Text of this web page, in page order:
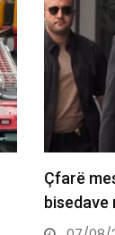
Kurti para